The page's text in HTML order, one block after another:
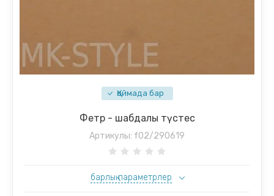
Қоймада бар
Фетр - шабдалы түстес
Артикулы: f02/290619
барлық параметрлер